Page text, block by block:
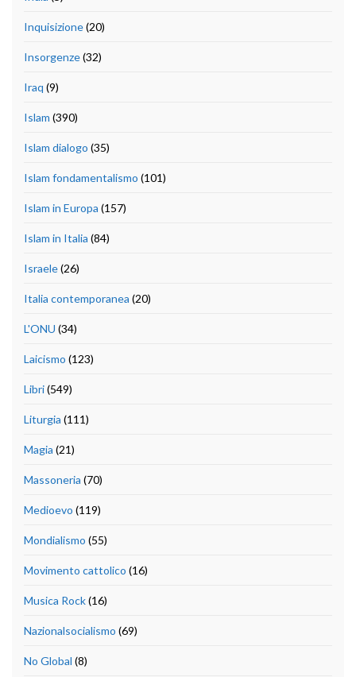
Inquisizione(20)
Insorgenze(32)
Iraq (9)
Islam (390)
Islam dialogo (35)
Islam fondamentalismo (101)
Islam in Europa (157)
Islam in Italia (84)
Israele(26)
Italia contemporanea (20)
L'ONU (34)
Laicismo (123)
Libri(549)
Liturgia (111)
Magia (21)
Massoneria (70)
Medioevo (119)
Mondialismo (55)
Movimento cattolico (16)
Musica Rock(16)
Nazionalsocialismo (69)
No Global (8)